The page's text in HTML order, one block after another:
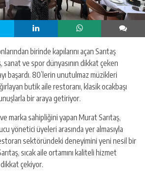
birinde kapılarını açan Sarıtaş
sanat ve spor dünyasının dikkat çeken
başardı. 80’lerin unutulmaz müzikleri
butik aile restoranı, klasik ocakbaşı
bir araya getiriyor.
marka sahipliğini yapan Murat Sarıtaş,
yönetici üyeleri arasında yer almasıyla
sektöründeki deneyimini yeni nesil bir
sıcak aile ortamını kaliteli hizmet
çekiyor.